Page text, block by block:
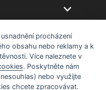
procházení
obsahu nebo reklamy a k
Více naleznete v
. Poskytněte nám
nebo využijte
chcete zpracovávat.